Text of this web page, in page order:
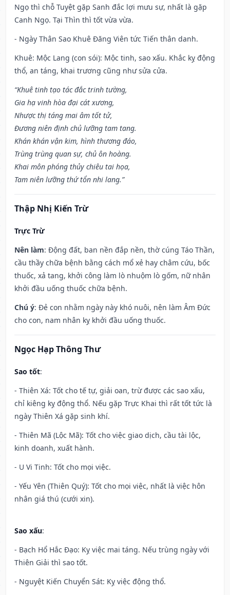
Ngọ thì chỗ Tuyệt gặp Sanh đắc lợi mưu sự, nhất là gặp
Canh Ngọ. Tại Thìn thì tốt vừa vừa.
- Ngày Thân Sao Khuê Đăng Viên tức Tiến thân danh.
Khuê: Mộc Lang (con sói): Mộc tinh, sao xấu. Khắc kỵ động
thổ, an táng, khai trương cũng như sửa cửa.
“Khuê tinh tạo tác đắc trinh tường,
Gia hạ vinh hòa đại cát xương,
Nhược thị táng mai âm tốt tử,
Đương niên định chủ lưỡng tam tang.
Khán khán vận kim, hình thương đáo,
Trùng trùng quan sự, chủ ôn hoàng.
Khai môn phóng thủy chiêu tai họa,
Tam niên lưỡng thứ tổn nhi lang.”
Thập Nhị Kiến Trừ
Trực Trừ
Nên làm: Động đất, ban nền đắp nền, thờ cúng Táo Thần,
cầu thầy chữa bệnh bằng cách mổ xẻ hay châm cứu, bốc
thuốc, xả tang, khởi công làm lò nhuộm lò gốm, nữ nhân
khởi đầu uống thuốc chữa bệnh.
Chú ý: Đẻ con nhằm ngày này khó nuôi, nên làm Âm Đức
cho con, nam nhân kỵ khởi đầu uống thuốc.
Ngọc Hạp Thông Thư
Sao tốt:
- Thiên Xá: Tốt cho tế tự, giải oan, trừ được các sao xấu,
chỉ kiêng kỵ động thổ. Nếu gặp Trực Khai thì rất tốt tức là
ngày Thiên Xá gặp sinh khí.
- Thiên Mã (Lộc Mã): Tốt cho việc giao dịch, cầu tài lộc,
kinh doanh, xuất hành.
- U Vi Tinh: Tốt cho mọi việc.
- Yếu Yên (Thiên Quý): Tốt cho mọi việc, nhất là việc hôn
nhân giá thú (cưới xin).
Sao xấu:
- Bạch Hổ Hắc Đạo: Kỵ việc mai táng. Nếu trùng ngày với
Thiên Giải thì sao tốt.
- Nguyệt Kiến Chuyển Sát: Kỵ việc động thổ.